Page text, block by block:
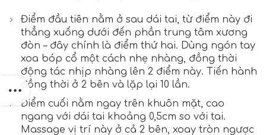
Điểm đầu tiên nằm ở sau dái tai, từ điểm này đi
thẳng xuống dưới đến phần trung tâm xương
đòn – đây chính là điểm thứ hai. Dùng ngón tay
xoa bóp cổ một cách nhẹ nhàng, đồng thời
động tác nhịp nhàng lên 2 điểm này. Tiến hành
đồng thời ở 2 bên và lặp lại 10 lần.
Điểm cuối nằm ngay trên khuôn mặt, cao
ngang với dái tai khoảng 0,5cm so với tai.
Massage vị trí này ở cả 2 bên, xoay tròn ngược